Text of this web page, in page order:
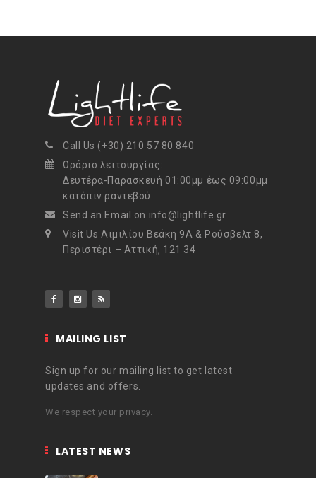
Call Us (+30) 210 57 80 840
Ωράριο λειτουργίας:
Δευτέρα-Παρασκευή 01:00μμ έως 09:00μμ
κατόπιν ραντεβού.
Send an Email on info@lightlife.gr
Visit Us Αιμιλίου Βεάκη 9Α & Ρούσβελτ 8,
Περιστέρι – Αττική, 121 34
MAILING LIST
Sign up for our mailing list to get latest
updates and offers.
We respect your privacy.
LATEST NEWS